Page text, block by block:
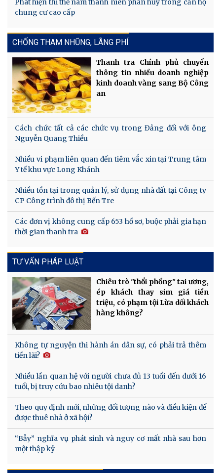
Phát hiện thi thể nam thanh niên phân hủy trong căn hộ
chung cư cao cấp
CHỐNG THAM NHŨNG, LÃNG PHÍ
Thanh tra Chính phủ chuyển
thông tin nhiều doanh nghiệp
kinh doanh vàng sang Bộ Công
an
Cách chức tất cả các chức vụ trong Đảng đối với ông
Nguyễn Quang Thiều
Nhiều vi phạm liên quan đến tiêm vắc xin tại Trung tâm
Y tế khu vực Long Khánh
Nhiều tồn tại trong quản lý, sử dụng nhà đất tại Công ty
CP Công trình đô thị Bến Tre
Các đơn vị không cung cấp 653 hồ sơ, buộc phải gia hạn
thời gian thanh tra
TƯ VẤN PHÁP LUẬT
Chiêu trò "thổi phồng" tai ương,
ép khách thay sim giá tiền
triệu, có phạm tội Lừa dối khách
hàng không?
Không tự nguyện thi hành án dân sự, có phải trả thêm
tiền lãi?
Nhiều lần quan hệ với người chưa đủ 13 tuổi đến dưới 16
tuổi, bị truy cứu bao nhiêu tội danh?
Theo quy định mới, những đối tượng nào và điều kiện để
được thuê nhà ở xã hội?
“Bẫy” nghĩa vụ phát sinh và nguy cơ mất nhà sau hơn
một thập kỷ